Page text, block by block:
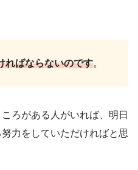
ればならないのです。
ろがある人がいれば、明日
力をしていただければと思